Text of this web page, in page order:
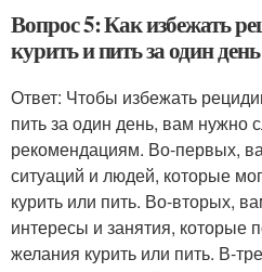
Вопрос 5: Как избежать
курить и пить за один день
Ответ: Чтобы избежать
пить за один день, вам нужно
рекомендациям. Во-первых,
ситуаций и людей, которые
курить или пить. Во-вторых,
интересы и занятия, которые
желания курить или пить. В-